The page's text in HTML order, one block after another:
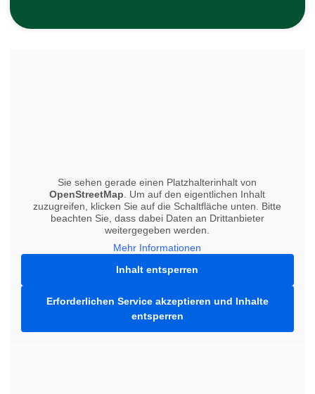
Sie sehen gerade einen Platzhalterinhalt von
OpenStreetMap . Um auf den eigentlichen Inhalt
zuzugreifen, klicken Sie auf die Schaltfläche unten. Bitte
beachten Sie, dass dabei Daten an Drittanbieter
weitergegeben werden.
Mehr Informationen
Inhalt entsperren
Erforderlichen Service akzeptieren und Inhalte
entsperren